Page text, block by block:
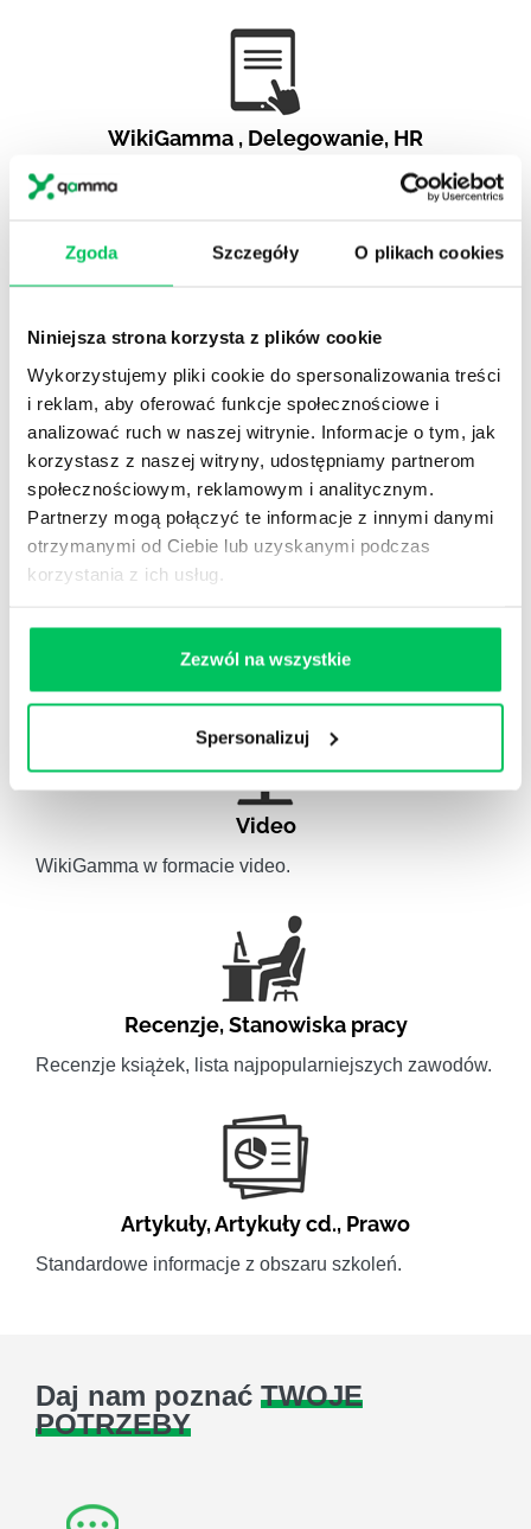
Zgoda Szczegóły O plikach cookies
Niniejsza strona korzysta z plików cookie
Wykorzystujemy pliki cookie do spersonalizowania treści
i reklam, aby oferować funkcje społecznościowe i
analizować ruch w naszej witrynie. Informacje o tym, jak
korzystasz z naszej witryny, udostępniamy partnerom
społecznościowym, reklamowym i analitycznym.
Partnerzy mogą połączyć te informacje z innymi danymi
otrzymanymi od Ciebie lub uzyskanymi podczas
korzystania z ich usług.
Zezwól na wszystkie
Spersonalizuj
WikiGamma , Delegowanie, HR
Autorskie raporty, wartościowy know-how, pigułki
wiedzy.
Gamma Q&A
Odpowiedzi na często pojawiające się pytania z
obszaru HR.
Artykuły eksperckie
Artykuły związane ze szkoleniami eksperckimi.
Video
WikiGamma w formacie video.
Recenzje,Stanowiska pracy
Recenzje książek, lista najpopularniejszych zawodów.
Artykuły,Artykuły cd., Prawo
Standardowe informacje z obszaru szkoleń.
Daj nam poznać TWOJE
POTRZEBY